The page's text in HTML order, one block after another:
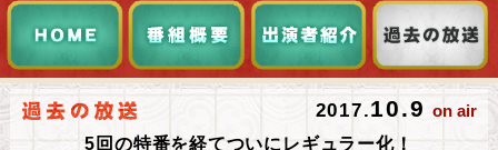
2017.10.9 on air
5回の特番を経てついにレギュラー化！